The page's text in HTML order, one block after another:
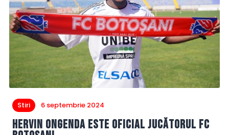
Stiri 6 septembrie 2024
Hervin Ongenda este oficial jucătorul FC